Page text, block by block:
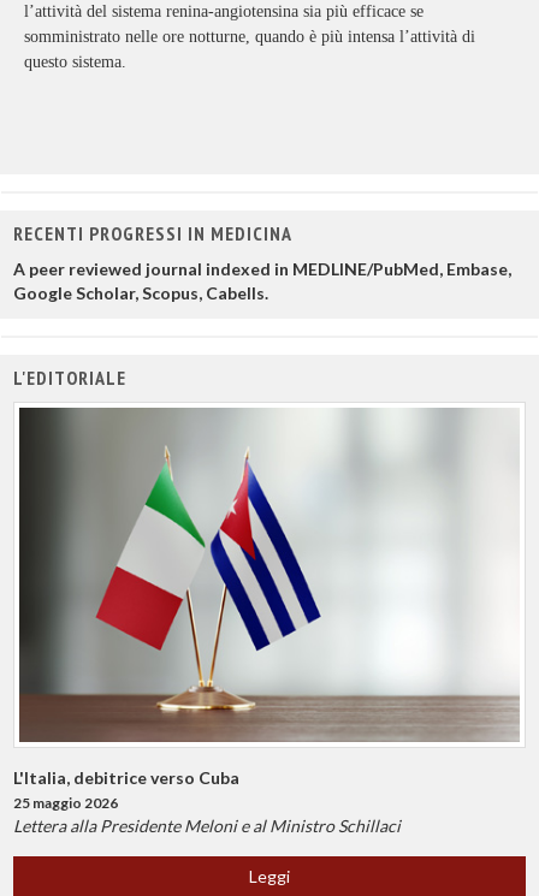
l’attività del sistema renina-angiotensina sia più efficace se
somministrato nelle ore notturne, quando è più intensa l’attività di
questo sistema.
RECENTI PROGRESSI IN MEDICINA
A peer reviewed journal indexed in MEDLINE/PubMed, Embase,
Google Scholar, Scopus, Cabells.
L'EDITORIALE
L'Italia, debitrice verso Cuba
25 maggio 2026
Lettera alla Presidente Meloni e al Ministro Schillaci
Leggi